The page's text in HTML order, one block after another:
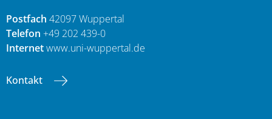
Postfach 42097 Wuppertal
Telefon +49 202 439-0
Internetwww.uni-wuppertal.de
Kontakt